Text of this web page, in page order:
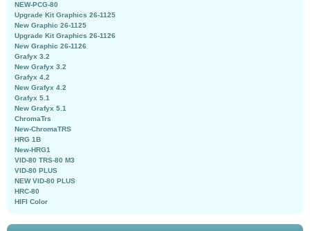
NEW-PCG-80
Upgrade Kit Graphics 26-1125
New Graphic 26-1125
Upgrade Kit Graphics 26-1126
New Graphic 26-1126
Grafyx 3.2
New Grafyx 3.2
Grafyx 4.2
New Grafyx 4.2
Grafyx 5.1
New Grafyx 5.1
ChromaTrs
New-ChromaTRS
HRG 1B
New-HRG1
VID-80 TRS-80 M3
VID-80 PLUS
NEW VID-80 PLUS
HRC-80
HIFI Color